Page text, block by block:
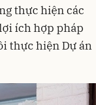
thực hiện các
ích hợp pháp
thực hiện Dự án